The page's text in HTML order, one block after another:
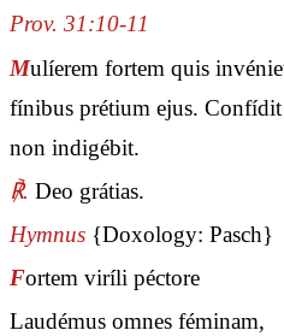
Prov. 31:10-11
Mulíerem fortem quis
fínibus prétium ejus.
non indigébit.
℟. Deo grátias.
Hymnus {Doxology: Pasch}
Fortem viríli péctore
Laudémus omnes féminam,